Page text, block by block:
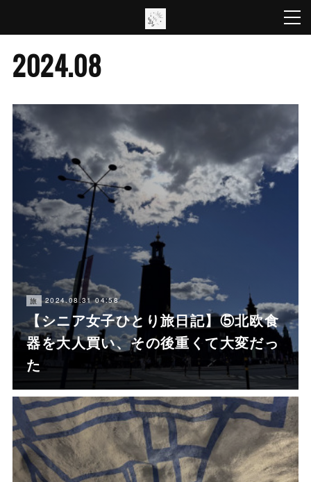
2024.08
旅 2024.08.31 04:58
【シニア女子ひとり旅日記】⑤北欧食
器を大人買い、その後重くて大変だっ
た